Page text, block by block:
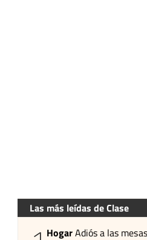
Las más leídas de Clase
HogarAdiós a las